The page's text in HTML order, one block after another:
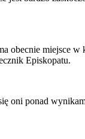
obecnie miejsce
Episkopatu.
oni ponad